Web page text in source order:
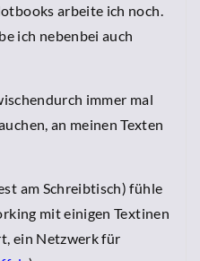
arbeite ich noch.
ich nebenbei auch
immer mal
an meinen Texten
am Schreibtisch) fühle
mit einigen Textinen
ein Netzwerk für